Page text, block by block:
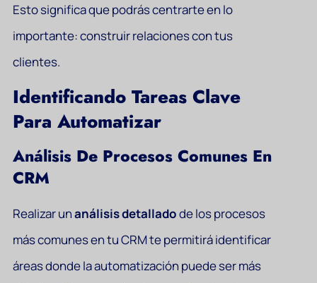
Esto significa que podrás centrarte en lo
importante: construir relaciones con tus
clientes.
Identificando Tareas Clave
Para Automatizar
Análisis De Procesos Comunes En
CRM
Realizar unanálisis detalladode los procesos
más comunes en tu CRM te permitirá identificar
áreas donde la automatización puede ser más